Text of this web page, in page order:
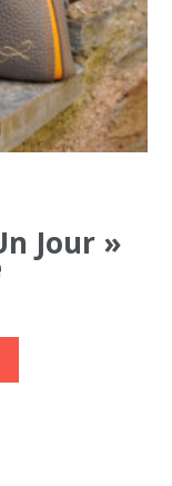
produit
Jour »
Ce